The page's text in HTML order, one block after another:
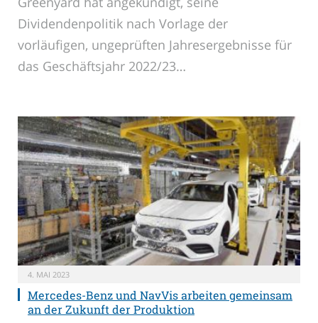
Dividendenpolitik nach Vorlage der
vorläufigen, ungeprüften Jahresergebnisse für
das Geschäftsjahr 2022/23…
4. MAI 2023
Mercedes-Benz und NavVis arbeiten gemeinsam
an der Zukunft der Produktion